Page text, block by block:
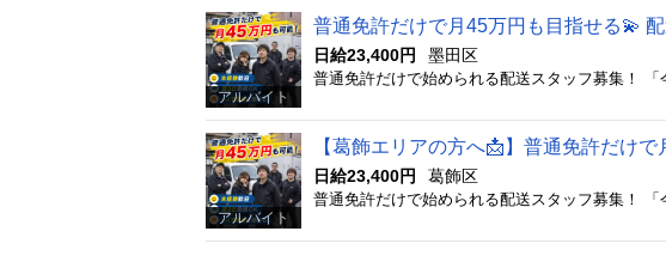
アルバイト
普通免許だけで月45万円も目指せる💫
日給23,400円 墨田区
アルバイト
【葛飾エリアの方へ📩】普通免許だけ
日給23,400円 葛飾区